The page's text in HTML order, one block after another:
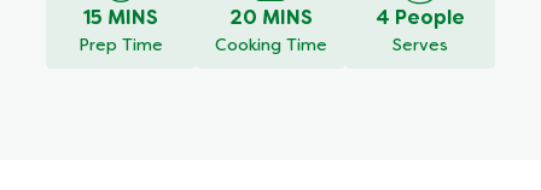
15 MINS
Prep Time
20 MINS
Cooking Time
4 People
Serves